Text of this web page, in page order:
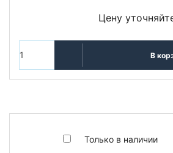
Только в наличии
Цену
В